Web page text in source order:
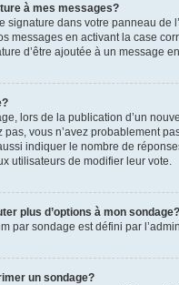
à mes messages?
signature dans votre panneau de
messages en activant la case
d’être ajoutée à un message
lors de la publication d’un
pas, vous n’avez probablement
indiquer le nombre de
utilisateurs de modifier leur vote.
plus d’options à mon sondage?
par sondage est défini par
un sondage?